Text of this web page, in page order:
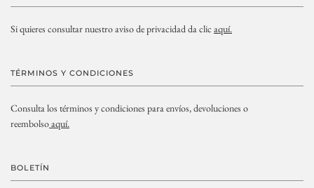
Si quieres consultar nuestro aviso de privacidad da clic aquí.
TÉRMINOS Y CONDICIONES
Consulta los términos y condiciones para envíos, devoluciones o
reembolsoaquí.
BOLETÍN